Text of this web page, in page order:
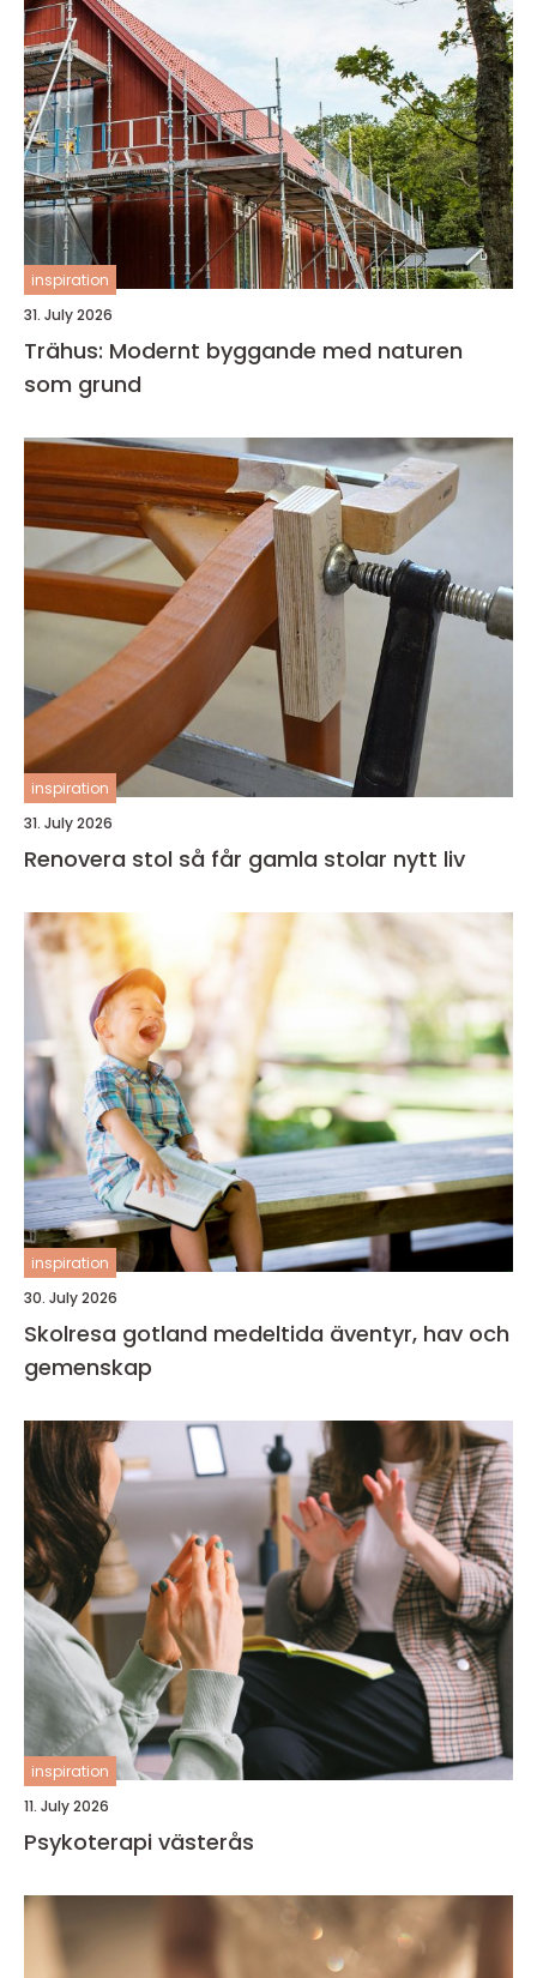
inspiration
31. July 2026
Trähus: Modernt byggande med naturen
som grund
inspiration
31. July 2026
Renovera stol så får gamla stolar nytt liv
inspiration
30. July 2026
Skolresa gotland medeltida äventyr, hav och
gemenskap
inspiration
11. July 2026
Psykoterapi västerås